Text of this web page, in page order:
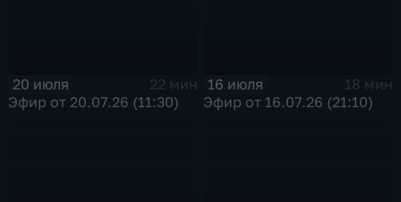
20 июля
22 мин
Эфир от 20.07.26 (11:30)
16 июля
18 мин
Эфир от 16.07.26 (21:10)